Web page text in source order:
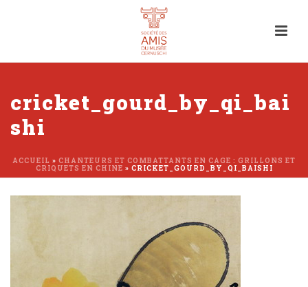
cricket_gourd_by_qi_bai
shi
ACCUEIL » CHANTEURS ET COMBATTANTS EN CAGE : GRILLONS ET
CRIQUETS EN CHINE » CRICKET_GOURD_BY_QI_BAISHI